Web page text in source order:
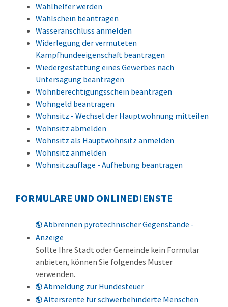
Wahlhelfer werden
Wahlschein beantragen
Wasseranschluss anmelden
Widerlegung der vermuteten
Kampfhundeeigenschaft beantragen
Wiedergestattung eines Gewerbes nach
Untersagung beantragen
Wohnberechtigungsschein beantragen
Wohngeld beantragen
Wohnsitz - Wechsel der Hauptwohnung mitteilen
Wohnsitz abmelden
Wohnsitz als Hauptwohnsitz anmelden
Wohnsitz anmelden
Wohnsitzauflage - Aufhebung beantragen
FORMULARE UND ONLINEDIENSTE
Abbrennen pyrotechnischer Gegenstände -
Anzeige
Sollte Ihre Stadt oder Gemeinde kein Formular
anbieten, können Sie folgendes Muster
verwenden.
Abmeldung zur Hundesteuer
Altersrente für schwerbehinderte Menschen